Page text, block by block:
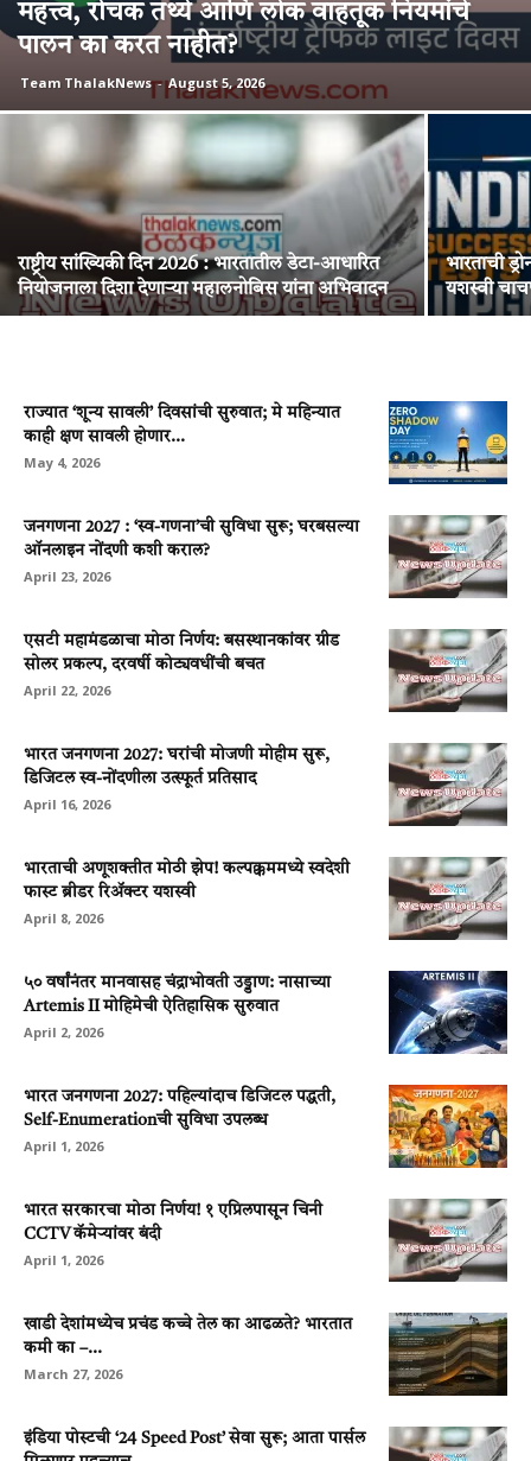
महत्त्व, रोचक तथ्ये आणि लोक वाहतूक नियमांचे
पालन का करत नाहीत?
Team ThalakNews - August 5, 2026
राष्ट्रीय सांख्यिकी दिन 2026 : भारतातील डेटा-आधारित
नियोजनाला दिशा देणाऱ्या महालनोबिस यांना अभिवादन
भारताची
यशस्वी
राज्यात ‘शून्य सावली’ दिवसांची सुरुवात; मे महिन्यात
काही क्षण सावली होणार...
May 4, 2026
जनगणना 2027 : ‘स्व-गणना’ची सुविधा सुरू; घरबसल्या
ऑनलाइन नोंदणी कशी कराल?
April 23, 2026
एसटी महामंडळाचा मोठा निर्णय: बसस्थानकांवर ग्रीड
सोलर प्रकल्प, दरवर्षी कोट्यवधींची बचत
April 22, 2026
भारत जनगणना 2027: घरांची मोजणी मोहीम सुरू,
डिजिटल स्व-नोंदणीला उत्स्फूर्त प्रतिसाद
April 16, 2026
भारताची अणूशक्तीत मोठी झेप! कल्पक्कममध्ये स्वदेशी
फास्ट ब्रीडर रिॲक्टर यशस्वी
April 8, 2026
५० वर्षांनंतर मानवासह चंद्राभोवती उड्डाण: नासाच्या
Artemis II मोहिमेची ऐतिहासिक सुरुवात
April 2, 2026
भारत जनगणना 2027: पहिल्यांदाच डिजिटल पद्धती,
Self-Enumerationची सुविधा उपलब्ध
April 1, 2026
भारत सरकारचा मोठा निर्णय! १ एप्रिलपासून चिनी
CCTV कॅमेऱ्यांवर बंदी
April 1, 2026
खाडी देशांमध्येच प्रचंड कच्चे तेल का आढळते? भारतात
कमी का –...
March 27, 2026
इंडिया पोस्टची ‘24 Speed Post’ सेवा सुरू; आता पार्सल